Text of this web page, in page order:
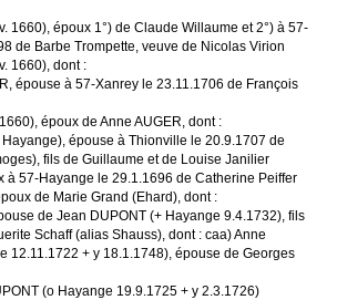
1660), époux 1°) de Claude Willaume et 2°) à 57-
de Barbe Trompette, veuve de Nicolas Virion
1660), dont :
épouse à 57-Xanrey le 23.11.1706 de François
époux de Anne AUGER, dont :
épouse à Thionville le 20.9.1707 de
fils de Guillaume et de Louise Janilier
à 57-Hayange le 29.1.1696 de Catherine Peiffer
de Marie Grand (Ehard), dont :
de Jean DUPONT (+ Hayange 9.4.1732), fils
Schaff (alias Shauss), dont : caa) Anne
12.11.1722 + y 18.1.1748), épouse de Georges
(o Hayange 19.9.1725 + y 2.3.1726)